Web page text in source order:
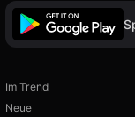
Im Trend
Neue